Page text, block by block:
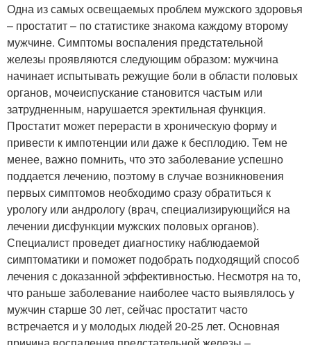
Одна из самых освещаемых проблем мужского здоровья
– простатит – по статистике знакома каждому второму
мужчине. Симптомы воспаления предстательной
железы проявляются следующим образом: мужчина
начинает испытывать режущие боли в области половых
органов, мочеиспускание становится частым или
затрудненным, нарушается эректильная функция.
Простатит может перерасти в хроническую форму и
привести к импотенции или даже к бесплодию. Тем не
менее, важно помнить, что это заболевание успешно
поддается лечению, поэтому в случае возникновения
первых симптомов необходимо сразу обратиться к
урологу или андрологу (врач, специализирующийся на
лечении дисфункции мужских половых органов).
Специалист проведет диагностику наблюдаемой
симптоматики и поможет подобрать подходящий способ
лечения с доказанной эффективностью. Несмотря на то,
что раньше заболевание наиболее часто выявлялось у
мужчин старше 30 лет, сейчас простатит часто
встречается и у молодых людей 20-25 лет. Основная